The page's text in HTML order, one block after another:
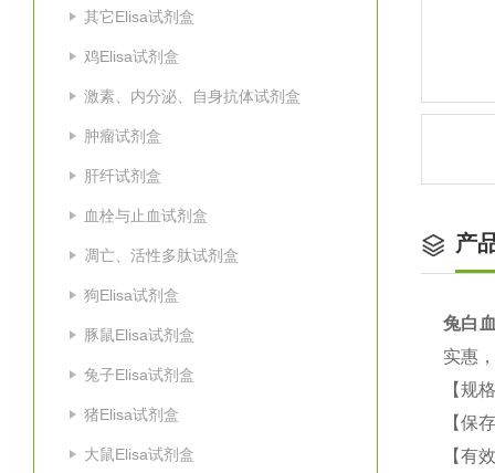
其它Elisa试剂盒
鸡Elisa试剂盒
激素、内分泌、自身抗体试剂盒
肿瘤试剂盒
肝纤试剂盒
血栓与止血试剂盒
凋亡、活性多肽试剂盒
狗Elisa试剂盒
豚鼠Elisa试剂盒
兔子Elisa试剂盒
猪Elisa试剂盒
大鼠Elisa试剂盒
产
兔白
实惠
【规
【保
【有